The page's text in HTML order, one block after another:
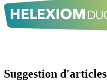
Suggestion d'articles